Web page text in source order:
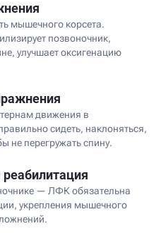
мышечного корсета.
позвоночник,
улучшает оксигенацию
движения в
сидеть, наклоняться,
не перегружать спину.
— ЛФК обязательна
укрепления мышечного